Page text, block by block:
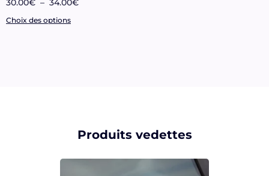
30.00€ – 34.00€
Choix des options
Produits vedettes